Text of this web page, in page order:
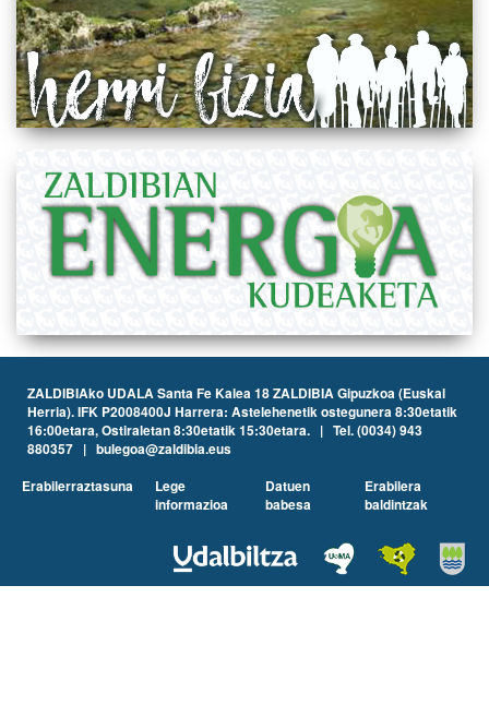
ZALDIBIAko UDALA Santa Fe Kalea 18 ZALDIBIA Gipuzkoa (Euskal
Herria). IFK P2008400J Harrera: Astelehenetik ostegunera 8:30etatik
16:00etara, Ostiraletan 8:30etatik 15:30etara. | Tel. (0034) 943
880357 | bulegoa@zaldibia.eus
Erabilerraztasuna
Lege
informazioa
Datuen
babesa
Erabilera
baldintzak